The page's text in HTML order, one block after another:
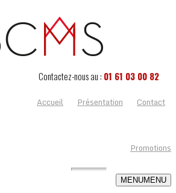
Contactez-nous au : 01 61 03 00 82
Accueil
Présentation Contact
Promotions
MENUMENU